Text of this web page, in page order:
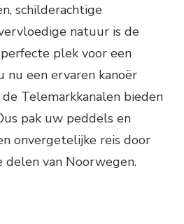
schilderachtige
natuur is de
plek voor een
nu een ervaren kanoër
Telemarkkanalen bieden
pak uw peddels en
onvergetelijke reis door
delen van Noorwegen.